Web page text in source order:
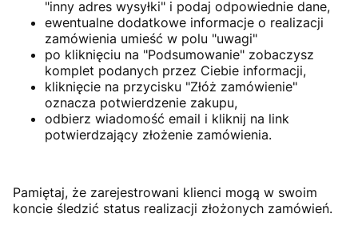
"inny adres wysyłki" i podaj odpowiednie dane,
ewentualne dodatkowe informacje o realizacji
zamówienia umieść w polu "uwagi"
po kliknięciu na "Podsumowanie" zobaczysz
komplet podanych przez Ciebie informacji,
kliknięcie na przycisku "Złóż zamówienie"
oznacza potwierdzenie zakupu,
odbierz wiadomość email i kliknij na link
potwierdzający złożenie zamówienia.
Pamiętaj, że zarejestrowani klienci mogą w swoim
koncie śledzić status realizacji złożonych zamówień.